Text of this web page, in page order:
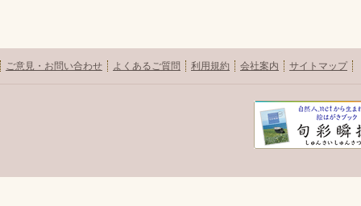
ご意見・お問い合わせ よくあるご質問 利用規約 会社案内 サイトマップ